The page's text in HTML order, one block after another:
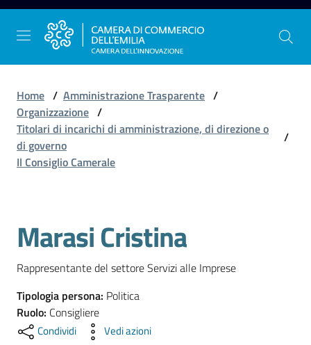
Vai al contenuto
Vai alla navigazione
Vai al footer
La
Camera
dell'Emilia
Gestire
l'impresa
Promuovere
l'impresa
e
Home / Amministrazione Trasparente /
Organizzazione /
Titolari di incarichi di amministrazione, di direzione o
di governo
/
Il Consiglio Camerale
Salta al contenuto
Marasi Cristina
Rappresentante del settore Servizi alle Imprese
Tipologia persona: Politica
Ruolo: Consigliere
Condividi Vedi azioni